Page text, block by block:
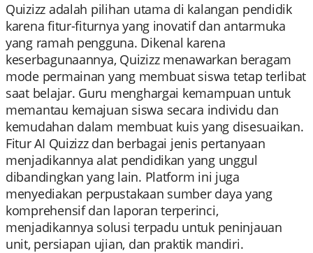
Quizizz adalah pilihan utama di kalangan pendidik
karena fitur-fiturnya yang inovatif dan antarmuka
yang ramah pengguna. Dikenal karena
keserbagunaannya, Quizizz menawarkan beragam
mode permainan yang membuat siswa tetap terlibat
saat belajar. Guru menghargai kemampuan untuk
memantau kemajuan siswa secara individu dan
kemudahan dalam membuat kuis yang disesuaikan.
Fitur AI Quizizz dan berbagai jenis pertanyaan
menjadikannya alat pendidikan yang unggul
dibandingkan yang lain. Platform ini juga
menyediakan perpustakaan sumber daya yang
komprehensif dan laporan terperinci,
menjadikannya solusi terpadu untuk peninjauan
unit, persiapan ujian, dan praktik mandiri.